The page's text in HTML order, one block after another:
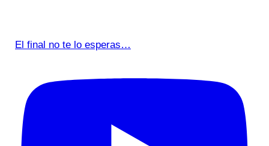
El final no te lo esperas…